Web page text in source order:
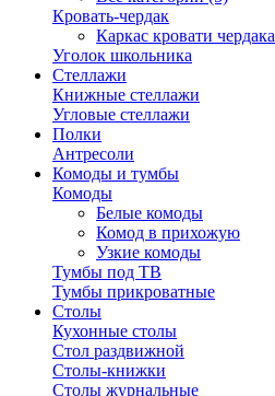
Кровать-чердак
Каркас кровати чердака
Уголок школьника
Стеллажи
Книжные стеллажи
Угловые стеллажи
Полки
Антресоли
Комоды и тумбы
Комоды
Белые комоды
Комод в прихожую
Узкие комоды
Тумбы под ТВ
Тумбы прикроватные
Столы
Кухонные столы
Стол раздвижной
Столы-книжки
Столы журнальные